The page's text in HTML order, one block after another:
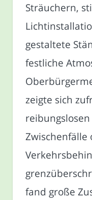
Sträuchern,
gestaltete
festliche
zeigte sich
Zwischenfälle
fand große